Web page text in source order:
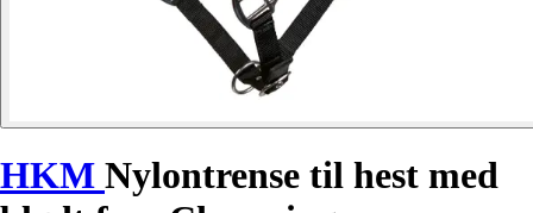
HKM Nylontrense til hest med